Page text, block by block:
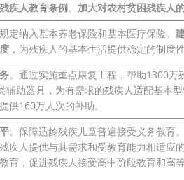
疾人教育条例。 加大对农村贫困残疾人
定纳入基本养老保险和基本医疗保险。
，为残疾人的基本生活提供稳定的制度性
。通过实施重点康复工程，帮助1300万
辅助器具，为有需求的残疾人适配基本
供160万人次的补助。
。保障适龄残疾儿童普遍接受义务教育
疾人提供与其需求和受教育能力相适应
育，促进残疾人接受高中阶段教育和高